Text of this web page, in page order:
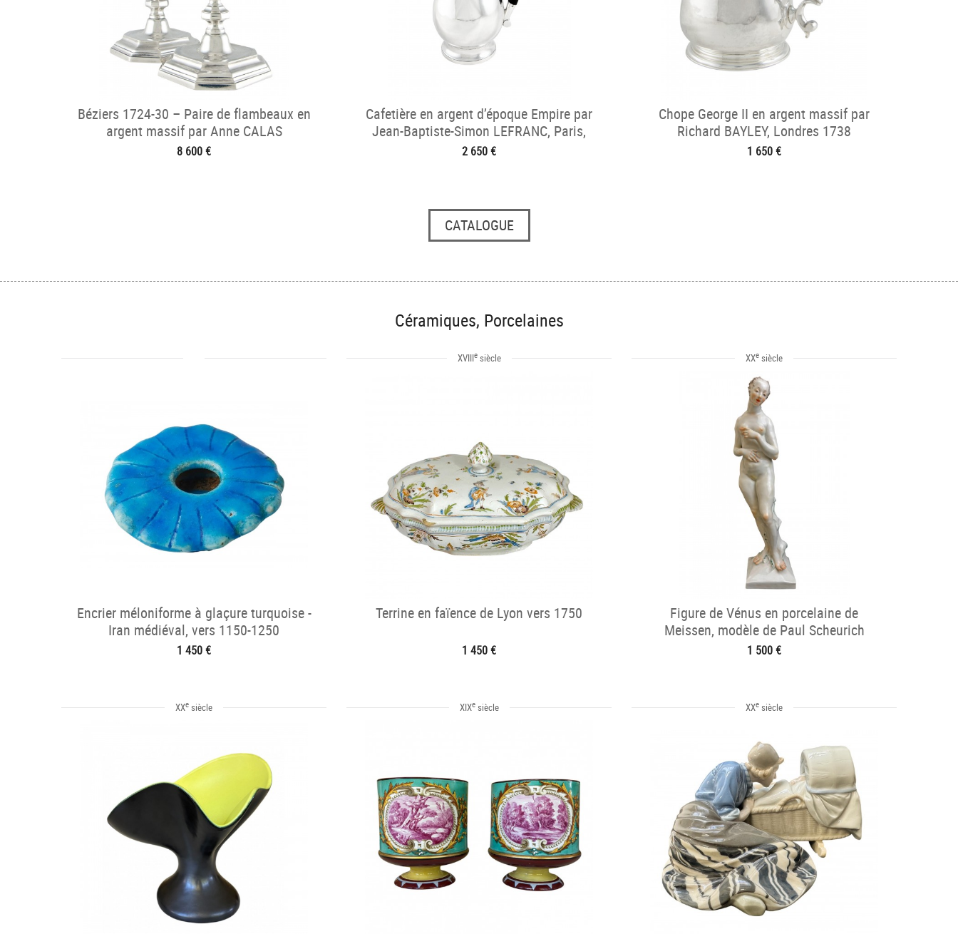
Béziers 1724-30 – Paire de flambeaux en
argent massif par Anne CALAS
8 600 €
Cafetière en argent d’époque Empire par
Jean-Baptiste-Simon LEFRANC, Paris,
1809-1819
2 650 €
Chope George II en argent massif par
Richard BAYLEY, Londres 1738
1 650 €
CATALOGUE
Céramiques, Porcelaines
Encrier méloniforme à glaçure turquoise -
Iran médiéval, vers 1150-1250
1 450 €
XVIIIesiècle
Terrine en faïence de Lyon vers 1750
1 450 €
XXe siècle
Figure de Vénus en porcelaine de
Meissen, modèle de Paul Scheurich
1 500 €
XXe siècle XIXesiècle XXe siècle